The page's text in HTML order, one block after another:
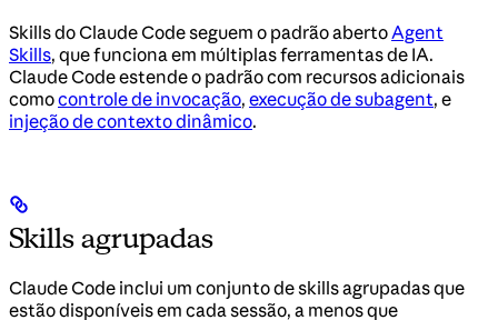
Skills do Claude Code seguem o padrão abertoAgent
Skills, que funciona em múltiplas ferramentas de IA.
Claude Code estende o padrão com recursos adicionais
comocontrole de invocação, execução de subagent, e
injeção de contexto dinâmico.
Skills agrupadas
Claude Code inclui um conjunto de skills agrupadas que
estão disponíveis em cada sessão, a menos que